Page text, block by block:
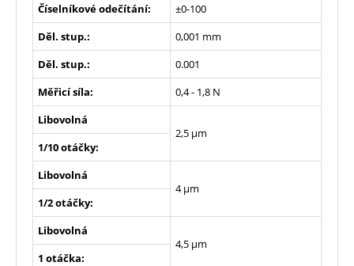
Číselníkové odečítání:
±0-100
Děl. stup.:
0,001 mm
Děl. stup.:
0.001
Měřicí síla:
0,4 - 1,8 N
Libovolná
2,5 µm
1/10 otáčky:
Libovolná
4 µm
1/2 otáčky:
Libovolná
4,5 µm
1 otáčka: